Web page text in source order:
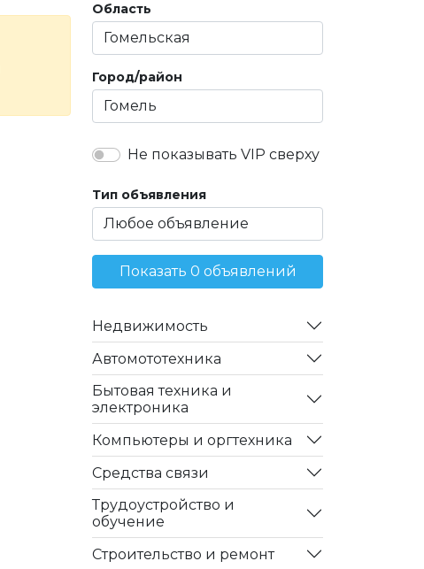
Область
Город/район
Не показывать VIP сверху
Тип объявления
Показать 0 объявлений
Недвижимость
Автомототехника
Бытовая техника и
электроника
Компьютеры и оргтехника
Средства связи
Трудоустройство и
обучение
Строительство и ремонт